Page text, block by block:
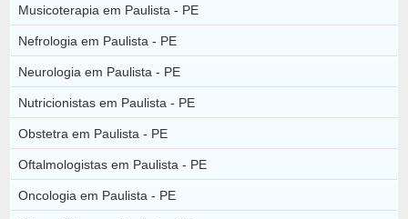
Musicoterapia em Paulista - PE
Nefrologia em Paulista - PE
Neurologia em Paulista - PE
Nutricionistas em Paulista - PE
Obstetra em Paulista - PE
Oftalmologistas em Paulista - PE
Oncologia em Paulista - PE